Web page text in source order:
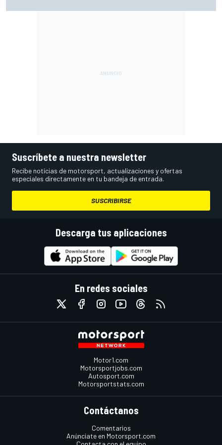
Suscríbete a nuestra newsletter
Recibe noticias de motorsport, actualizaciones y ofertas
especiales directamente en tu bandeja de entrada.
SUSCRIBIRSE
Descarga tus aplicaciones
En redes sociales
Motor1.com
Motorsportjobs.com
Autosport.com
Motorsportstats.com
Contáctanos
Comentarios
Anúnciate en Motorsport.com